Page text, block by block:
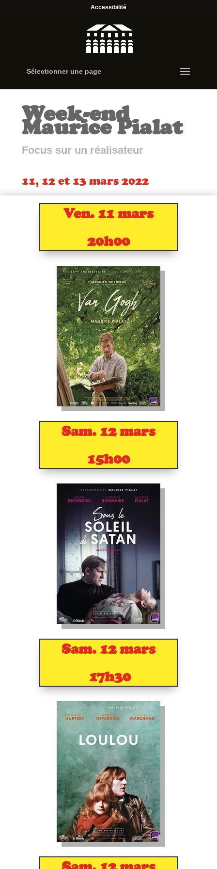
Accessibilité
Sélectionner une page
Week-end
Maurice Pialat
Focus sur un réalisateur
11, 12 et 13 mars 2022
Ven. 11 mars
20h00
Sam. 12 mars
15h00
Sam. 12 mars
17h30